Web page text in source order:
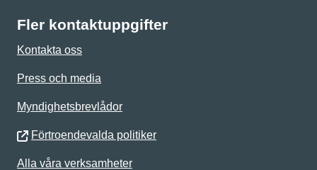
Fler kontaktuppgifter
Kontakta oss
Press och media
Myndighetsbrevlådor
Förtroendevalda politiker
Alla våra verksamheter